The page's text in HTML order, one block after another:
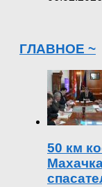
ГЛАВНОЕ ~
50 км